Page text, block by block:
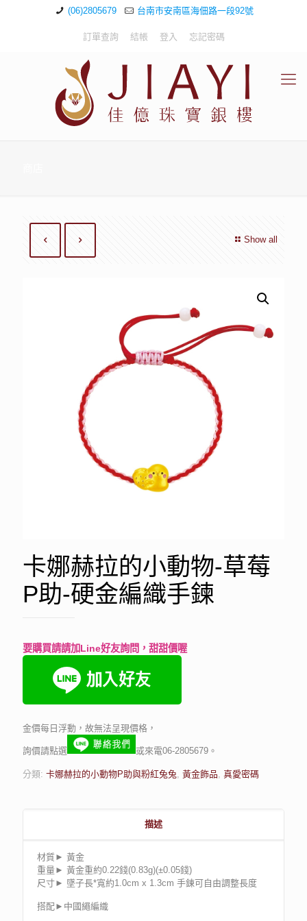
(06)2805679 台南市安南區海佃路一段92號
訂單查詢 結帳 登入 忘記密碼
Show all
卡娜赫拉的小動物-草莓
P助-硬金編織手鍊
要購買請請加Line好友詢問，甜甜價喔
金價每日浮動，故無法呈現價格，
詢價請點選 或來電06-2805679。
分類: 卡娜赫拉的小動物P助與粉紅兔兔 黃金飾品 真愛密碼
描述
材質► 黃金
重量► 黃金重約0.22錢(0.83g)(±0.05錢)
尺寸► 墜子長*寬約1.0cm x 1.3cm 手鍊可自由調整長度
搭配►中國繩編織